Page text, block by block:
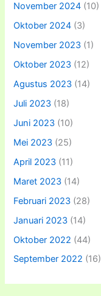
November 2024 (10)
Oktober 2024 (3)
November 2023 (1)
Oktober 2023 (12)
Agustus 2023 (14)
Juli 2023 (18)
Juni 2023 (10)
Mei 2023 (25)
April 2023 (11)
Maret 2023 (14)
Februari 2023 (28)
Januari 2023 (14)
Oktober 2022 (44)
September 2022 (16)